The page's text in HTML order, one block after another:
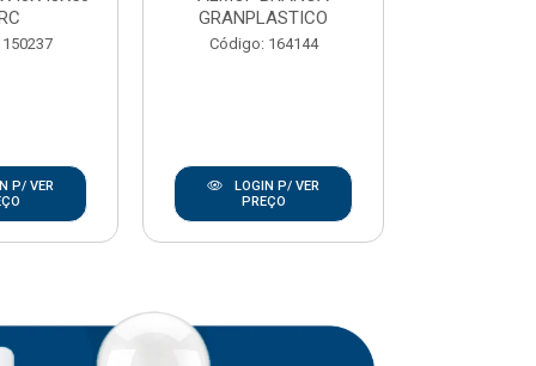
P/ VER
GRANPLASTICO
Código: 164144
LOGIN P/ VER
PREÇO